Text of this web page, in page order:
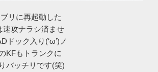
リに再起動した
速攻ナラシ済ませ
ドック入り(‘ω’)ノ
KFもトランクに
バッチリです(笑)